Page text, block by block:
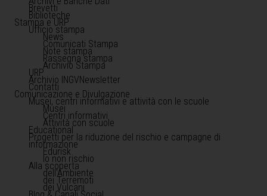
Brevetti
Biblioteche
Stampa e URP
Ufficio stampa
News
Comunicati Stampa
Note stampa
Rassegna stampa
Archivio Stampa
URP
Archivio INGVNewsletter
Contatti
Comunicazione e Divulgazione
Musei, centri informativi e attività con le scuole
Musei
Centri informativi
Attività con scuole
Educational
Progetti per la riduzione del rischio e campagne di
informazione
Edurisk
Io non rischio
Alla scoperta
dell'Ambiente
dei Terremoti
dei Vulcani